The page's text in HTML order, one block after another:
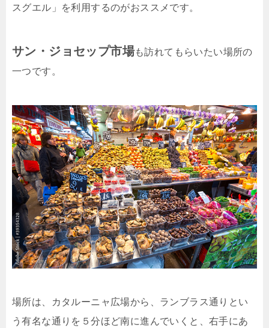
スグエル」を利用するのがおススメです。
サン・ジョセップ市場も訪れてもらいたい場所の
一つです。
場所は、カタルーニャ広場から、ランブラス通りとい
う有名な通りを５分ほど南に進んでいくと、右手にあ